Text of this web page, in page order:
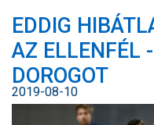
EDDIG
AZ ELLENFÉL
DOROGOT
2019-08-10